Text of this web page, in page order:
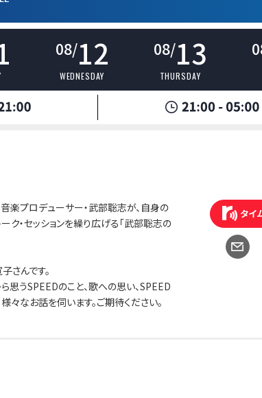
08/12
WEDNESDAY
08/13
THURSDAY
楽プロデューサー・武部聡志が、自身の
・セッションを繰り広げる「武部聡志の
さんです。
うSPEEDのこと、歌への思い、SPEED
々なお話を伺います。ご期待ください。